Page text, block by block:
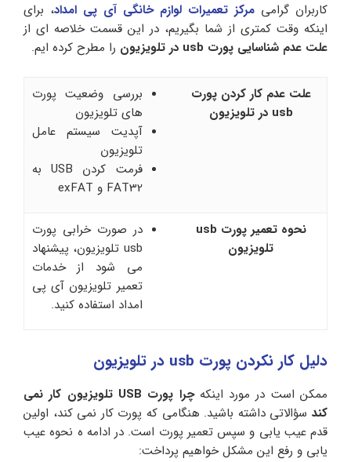
کاربران گرامی مرکز تعمیرات لوازم خانگی آی‌ پی امداد، برای
اینکه وقت کمتری از شما بگیریم، در این قسمت خلاصه ای از
علت عدم شناسایی پورت usb در تلویزیون
را مطرح کرده ایم.
علت عدم کار کردن پورت
usb در تلویزیون
بررسی وضعیت پورت‌
های تلویزیون
آپدیت سیستم عامل
تلویزیون
فرمت کردن USB به
FAT32 و exFAT
نحوه تعمیر پورت usb
تلویزیون
در صورت خرابی پورت
usb تلویزیون، پیشنهاد
می شود از خدمات
تعمیر تلویزیون آی پی
امداد استفاده کنید.
دلیل کار نکردن پورت usb در تلویزیون
ممکن است در مورد اینکه
چرا پورت USB تلویزیون کار نمی
کند سؤالاتی داشته باشید. هنگامی که پورت کار نمی کند، اولین
قدم عیب یابی و سپس تعمیر پورت است. در ادامه ه نحوه عیب
یابی و رفع این مشکل خواهیم پرداخت: